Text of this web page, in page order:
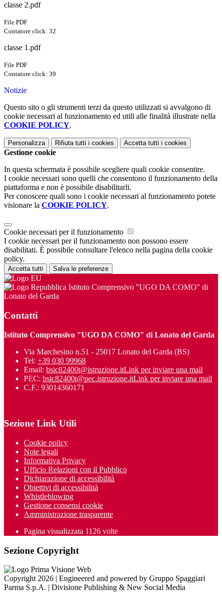
classe 2.pdf
File PDF
Contatore click: 32
classe 1.pdf
File PDF
Contatore click: 39
Notizie
Questo sito o gli strumenti terzi da questo utilizzati si avvalgono di
cookie necessari al funzionamento ed utili alle finalità illustrate nella
COOKIE POLICY.
Personalizza Rifiuta tutti i cookies Accetta tutti i cookies
Gestione cookie
In questa schermata è possibile scegliere quali cookie consentire.
I cookie necessari sono quelli che consentono il funzionamento della
piattaforma e non è possibile disabilitarli.
Per conoscere quali sono i cookie necessari al funzionamento potete
visionare la COOKIE POLICY.
Cookie necessari per il funzionamento
I cookie necessari per il funzionamento non possono essere
disabilitati. È possibile consultare l'elenco nella pagina della cookie
policy.
Accetta tutti Salva le preferenze
Istituto Comprensivo "UGO DA COMO" di
Lonato del Garda
Contatti
Istituto Comprensivo "UGO DA COMO" di Lonato del Garda
Via Marchesino n.51 - 25017 Lonato del Garda (BS)
Tel: +39 030 99968
Email: bsic82400t@istruzione.itLink per inviare una mail
PEC: bsic82400t@pec.istruzione.itLink per inviare una mail
C.F.: 93014360171
Sezione Link Utili
Cookie policy
Note legali
Informativa Privacy
Ufficio Relazioni con il Pubblico
Dichiarazione di accessibilità
Obiettivi di accessibilità
Whistleblowing
Gestione consensi cookie
Amministrazione trasparente
Pagina visualizzata 1126 volte
Sezione Copyright
Copyright 2026 | Engineered and powered by Gruppo Spaggiari
Parma S.p.A. | Divisione Publishing & New Social Media